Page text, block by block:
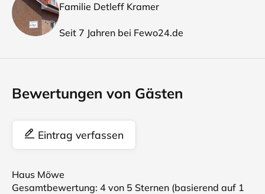
Familie Detleff Kramer
Seit 7 Jahren bei Fewo24.de
Bewertungen von Gästen
Eintrag verfassen
Haus Möwe
Gesamtbewertung: 4 von 5 Sternen (basierend auf 1